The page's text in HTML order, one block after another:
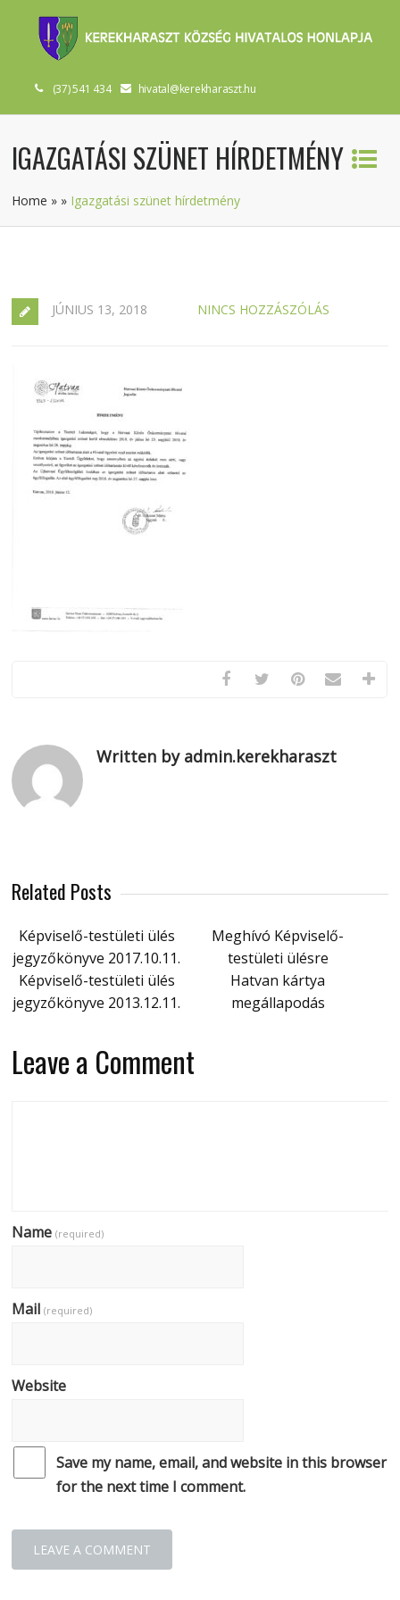
(37) 541 434 hivatal@kerekharaszt.hu
IGAZGATÁSI SZÜNET HÍRDETMÉNY
Home » » Igazgatási szünet hírdetmény
JÚNIUS 13, 2018 NINCS HOZZÁSZÓLÁS
Written by admin.kerekharaszt
Related Posts
Képviselő-testületi ülés
jegyzőkönyve 2017.10.11.
Meghívó Képviselő-
testületi ülésre
Képviselő-testületi ülés
jegyzőkönyve 2013.12.11.
Hatvan kártya
megállapodás
Leave a Comment
Name(required)
Mail(required)
Website
Save my name, email, and website in this browser
for the next time I comment.